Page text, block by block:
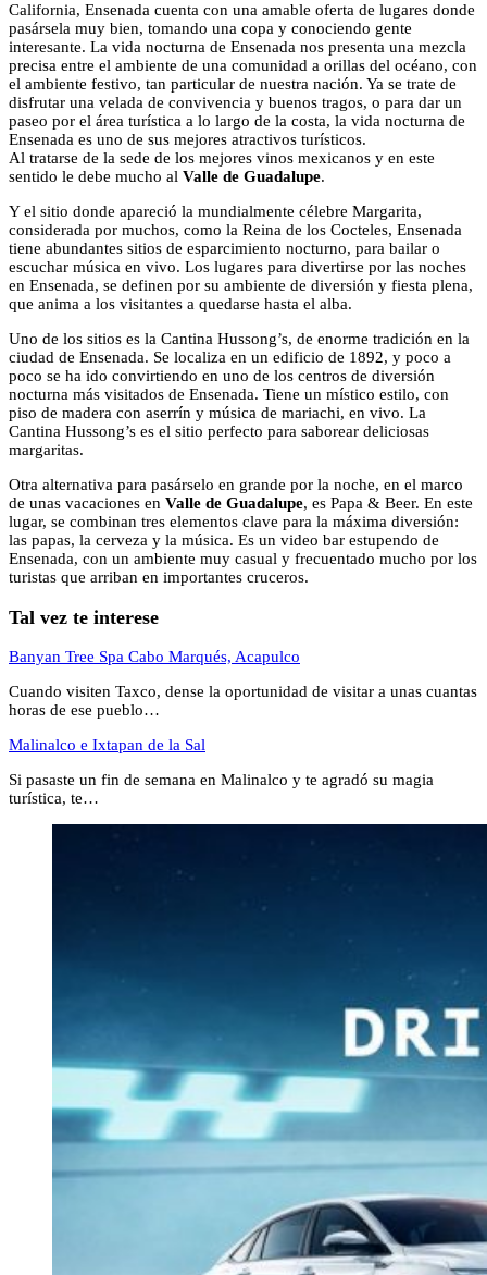
California, Ensenada cuenta con una amable oferta de lugares donde
pasársela muy bien, tomando una copa y conociendo gente
interesante. La vida nocturna de Ensenada nos presenta una mezcla
precisa entre el ambiente de una comunidad a orillas del océano, con
el ambiente festivo, tan particular de nuestra nación. Ya se trate de
disfrutar una velada de convivencia y buenos tragos, o para dar un
paseo por el área turística a lo largo de la costa, la vida nocturna de
Ensenada es uno de sus mejores atractivos turísticos.
Al tratarse de la sede de los mejores vinos mexicanos y en este
sentido le debe mucho al Valle de Guadalupe.
Y el sitio donde apareció la mundialmente célebre Margarita,
considerada por muchos, como la Reina de los Cocteles, Ensenada
tiene abundantes sitios de esparcimiento nocturno, para bailar o
escuchar música en vivo. Los lugares para divertirse por las noches
en Ensenada, se definen por su ambiente de diversión y fiesta plena,
que anima a los visitantes a quedarse hasta el alba.
Uno de los sitios es la Cantina Hussong’s, de enorme tradición en la
ciudad de Ensenada. Se localiza en un edificio de 1892, y poco a
poco se ha ido convirtiendo en uno de los centros de diversión
nocturna más visitados de Ensenada. Tiene un místico estilo, con
piso de madera con aserrín y música de mariachi, en vivo. La
Cantina Hussong’s es el sitio perfecto para saborear deliciosas
margaritas.
Otra alternativa para pasárselo en grande por la noche, en el marco
de unas vacaciones en Valle de Guadalupe, es Papa & Beer. En este
lugar, se combinan tres elementos clave para la máxima diversión:
las papas, la cerveza y la música. Es un video bar estupendo de
Ensenada, con un ambiente muy casual y frecuentado mucho por los
turistas que arriban en importantes cruceros.
Tal vez te interese
Banyan Tree Spa Cabo Marqués, Acapulco
Cuando visiten Taxco, dense la oportunidad de visitar a unas cuantas
horas de ese pueblo…
Malinalco e Ixtapan de la Sal
Si pasaste un fin de semana en Malinalco y te agradó su magia
turística, te…